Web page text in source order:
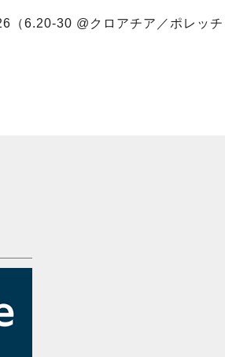
6.20-30 @クロアチア／ポレッチ